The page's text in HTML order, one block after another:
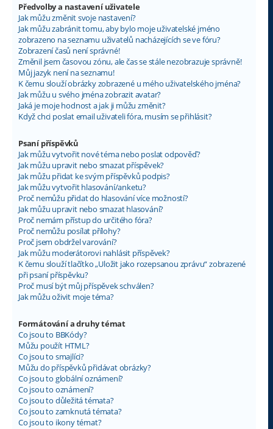
Předvolby a nastavení uživatele
Jak můžu změnit svoje nastavení?
Jak můžu zabránit tomu, aby bylo moje uživatelské jméno
zobrazeno na seznamu uživatelů nacházejících se ve fóru?
Zobrazení časů není správné!
Změnil jsem časovou zónu, ale čas se stále nezobrazuje správně!
Můj jazyk není na seznamu!
K čemu slouží obrázky zobrazené u mého uživatelského jména?
Jak můžu u svého jména zobrazit avatar?
Jaká je moje hodnost a jak ji můžu změnit?
Když chci poslat email uživateli fóra, musím se přihlásit?
Psaní příspěvků
Jak můžu vytvořit nové téma nebo poslat odpověď?
Jak můžu upravit nebo smazat příspěvek?
Jak můžu přidat ke svým příspěvků podpis?
Jak můžu vytvořit hlasování/anketu?
Proč nemůžu přidat do hlasování více možností?
Jak můžu upravit nebo smazat hlasování?
Proč nemám přístup do určitého fóra?
Proč nemůžu posílat přílohy?
Proč jsem obdržel varování?
Jak můžu moderátorovi nahlásit příspěvek?
K čemu slouží tlačítko „Uložit jako rozepsanou zprávu“ zobrazené
při psaní příspěvku?
Proč musí být můj příspěvek schválen?
Jak můžu oživit moje téma?
Formátování a druhy témat
Co jsou to BBKódy?
Můžu použít HTML?
Co jsou to smajlíci?
Můžu do příspěvků přidávat obrázky?
Co jsou to globální oznámení?
Co jsou to oznámení?
Co jsou to důležitá témata?
Co jsou to zamknutá témata?
Co jsou to ikony témat?